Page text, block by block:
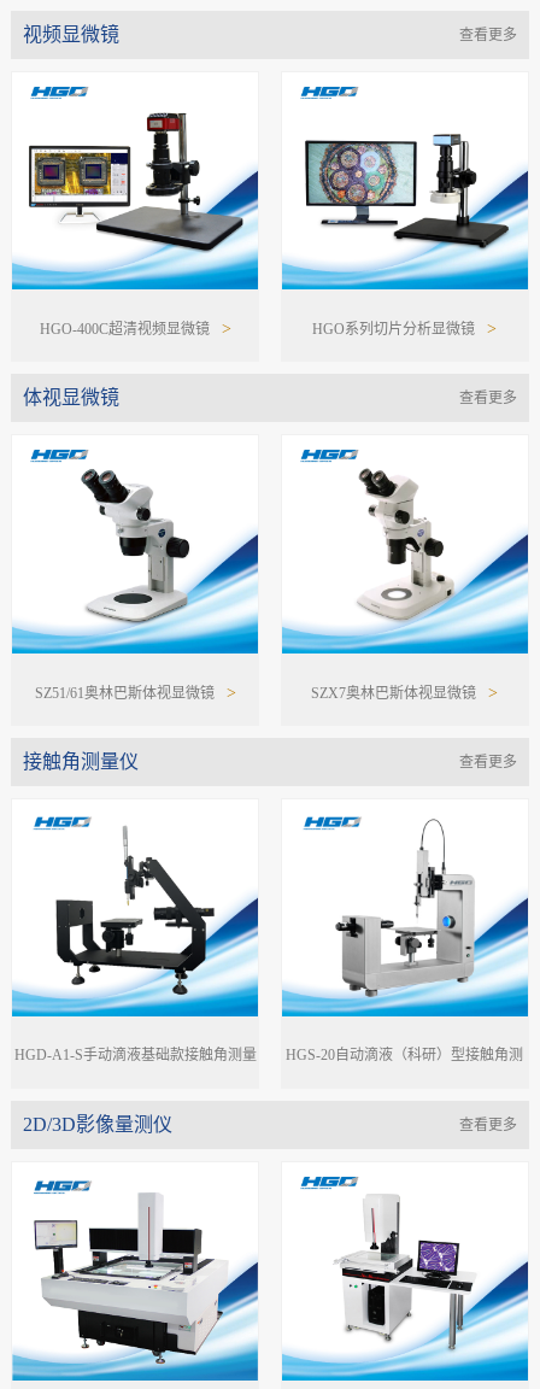
视频显微镜 查看更多
HGO-400C超清视频显微镜 > HGO系列切片分析显微镜 >
体视显微镜 查看更多
SZ51/61奥林巴斯体视显微镜 > SZX7奥林巴斯体视显微镜 >
接触角测量仪 查看更多
HGD-A1-S手动滴液基础款接触角测量
仪 >
HGS-20自动滴液（科研）型接触角测
2D/3D影像量测仪 查看更多